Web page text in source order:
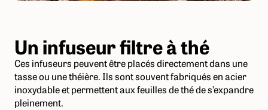
Un infuseur filtre à thé
Ces infuseurs peuvent être placés directement dans une
tasse ou une théière. Ils sont souvent fabriqués en acier
inoxydable et permettent aux feuilles de thé de s’expandre
pleinement.